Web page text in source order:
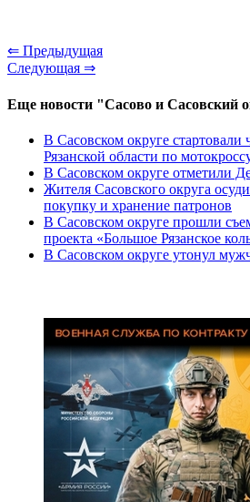
⇐ Предыдущая
Следующая ⇒
Еще новости "Сасово и Сасовский
В Сасовском округе стартовали
Рязанской области по
В Сасовском округе отметили
Жителя Сасовского округа
покупку и хранение патронов
В Сасовском округе прошли
проекта «Большое Рязанское
В Сасовском округе утонул